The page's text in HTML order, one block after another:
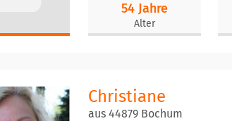
54 Jahre
Alter
Christiane
aus 44879 Bochum